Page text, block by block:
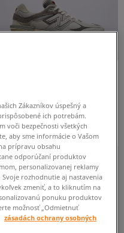
190 €
€
€-najnižšia cena
Zákazníkov úspešný a
ich potrebám.
voči bezpečnosti všetkých
aby sme informácie o Vašom
prípravu obsahu
odporúčaní produktov
personalizovanej reklamy
rozhodnutie aj nastavenia
zmeniť, a to kliknutím na
ponuku produktov
možnosť „Odmietnuť
zásadách ochrany osobných